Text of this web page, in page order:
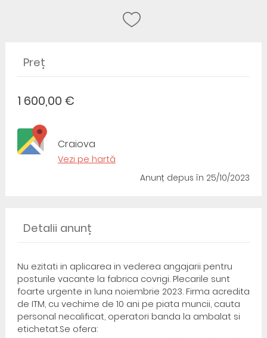
Preț
1 600,00 €
Craiova
Vezi pe hartă
Anunț depusîn 25/10/2023
Detalii anunț
Nu ezitati in aplicarea in vederea angajarii pentru
posturile vacante la fabrica covrigi. Plecarile sunt
foarte urgente in luna noiembrie 2023. Firma acredita
de ITM, cu vechime de 10 ani pe piata muncii, cauta
personal necalificat, operatori banda la ambalat si
etichetat.Se ofera: